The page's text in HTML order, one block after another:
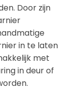
Door zijn
in te laten
met
in deur of